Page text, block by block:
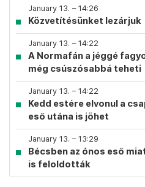
January 13. – 14:26
Közvetítésünket lezárjuk
January 13. – 14:22
A Normafán a jéggé
még csúszósabbá teheti
January 13. – 14:22
Kedd estére elvonul a
eső utána is jöhet
January 13. – 13:29
Bécsben az ónos eső
is feloldották